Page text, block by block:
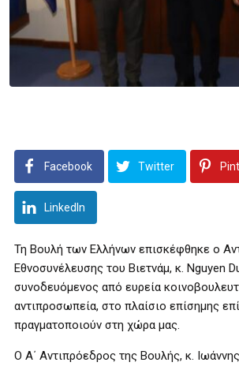
Facebook Twitter
LinkedIn
Τη Βουλή των Ελλήνων επισκέφθηκε ο
Εθνοσυνέλευσης του Βιετνάμ, κ. Nguyen
συνοδευόμενος από ευρεία
αντιπροσωπεία, στο πλαίσιο επίσημης
πραγματοποιούν στη χώρα μας.
Ο Α΄ Αντιπρόεδρος της Βουλής, κ.